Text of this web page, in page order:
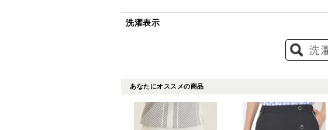
洗濯表示
あなたにオススメの商品